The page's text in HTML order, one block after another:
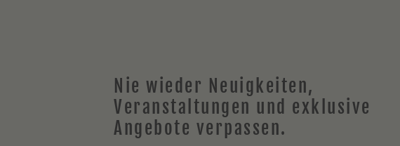
Nie wieder Neuigkeiten,
Veranstaltungen und exklusive
Angebote verpassen.